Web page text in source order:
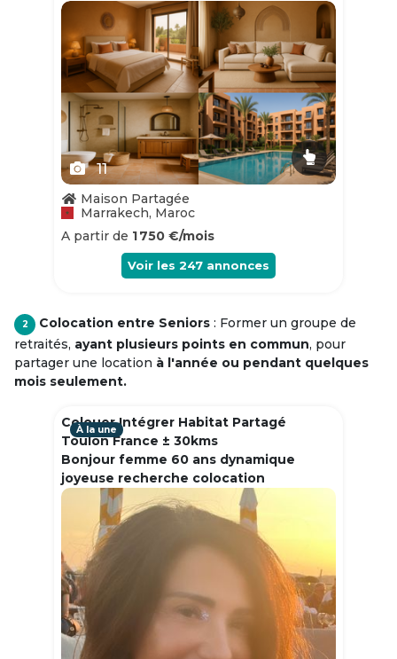
Slide 1 of 11
11
Maison Partagée
Marrakech, Maroc
A partir de 1 750 €/mois
Voir les 247 annonces
2 Colocation entre Seniors : Former un groupe de
retraités, ayant plusieurs points en commun, pour
partager une location à l'année ou pendant quelques
mois seulement.
Colouer Intégrer Habitat Partagé
Toulon France ± 30kms
Bonjour femme 60 ans dynamique
joyeuse recherche colocation
À la une